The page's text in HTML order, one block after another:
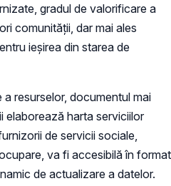
gradul de valorificare a
comunității, dar mai ales
ieșirea din starea de
resurselor, documentul mai
elaborează harta serviciilor
de servicii sociale,
va fi accesibilă în format
de actualizare a datelor.